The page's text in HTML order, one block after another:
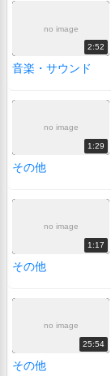
no image
2:52
音楽・サウンド
no image
1:29
その他
no image
1:17
その他
no image
25:54
その他